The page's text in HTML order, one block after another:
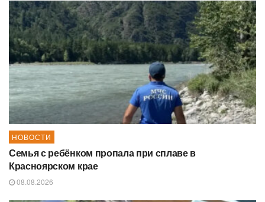
НОВОСТИ
Семья с ребёнком пропала при сплаве в
Красноярском крае
08.08.2026